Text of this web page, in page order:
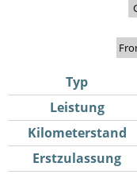
Typ
Leistung
Kilometerstand
Erstzulassung